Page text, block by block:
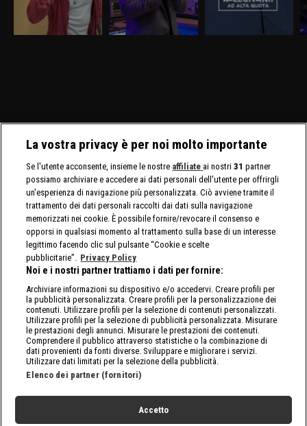
La vostra privacy è per noi molto importante
Se l'utente acconsente, insieme le nostre affiliate ai nostri31 partner
possiamo archiviare e accedere ai dati personali dell'utente per offrirgli
un'esperienza di navigazione più personalizzata. Ciò avviene tramite il
trattamento dei dati personali raccolti dai dati sulla navigazione
memorizzati nei cookie. È possibile fornire/revocare il consenso e
opporsi in qualsiasi momento al trattamento sulla base di un interesse
legittimo facendo clic sul pulsante “Cookie e scelte
pubblicitarie”. Privacy Policy
Noi e i nostri partner trattiamo i dati per fornire:
Archiviare informazioni su dispositivo e/o accedervi. Creare profili per
la pubblicità personalizzata. Creare profili per la personalizzazione dei
contenuti. Utilizzare profili per la selezione di contenuti personalizzati.
Utilizzare profili per la selezione di pubblicità personalizzata. Misurare
le prestazioni degli annunci. Misurare le prestazioni dei contenuti.
Comprendere il pubblico attraverso statistiche o la combinazione di
dati provenienti da fonti diverse. Sviluppare e migliorare i servizi.
Utilizzare dati limitati per la selezione della pubblicità.
Elenco dei partner (fornitori)
Accetto